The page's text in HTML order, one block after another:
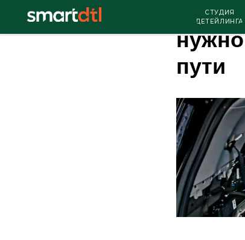
СТУДИЯ
ДЕТЕЙЛИНГА
пути